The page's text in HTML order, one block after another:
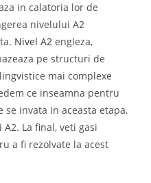
in calatoria lor de
nivelului A2
Nivel A2 engleza,
pe structuri de
mai complexe
ce inseamna pentru
se invata in aceasta etapa,
La final, veti gasi
a fi rezolvate la acest